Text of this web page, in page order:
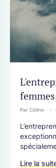
Par Céline
Lire la